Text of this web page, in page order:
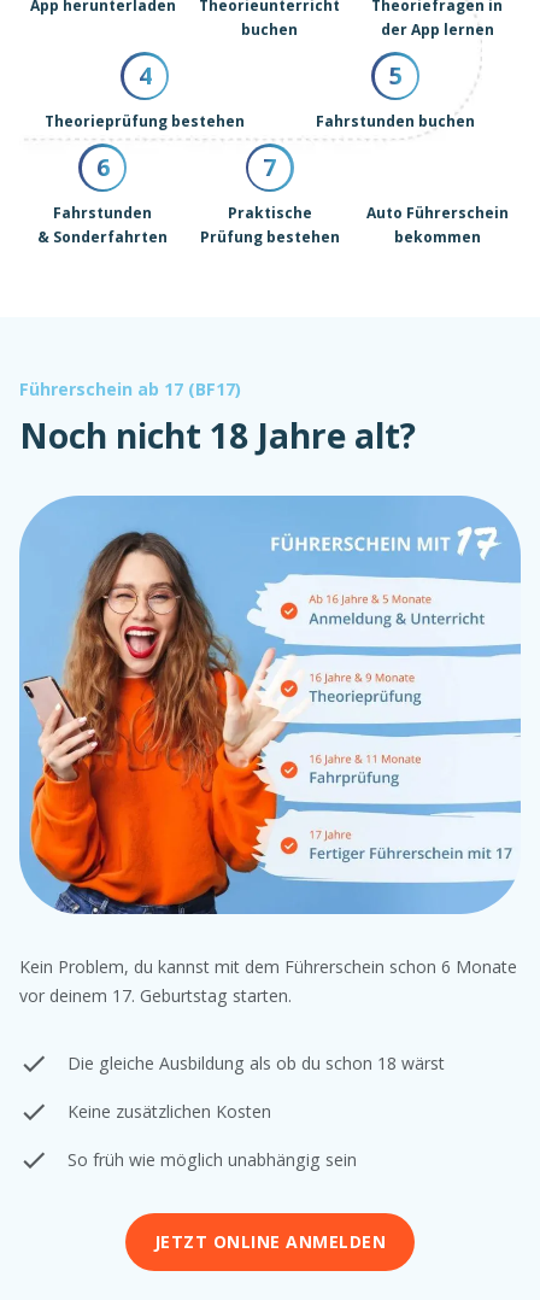
App herunterladen
Theorieunterricht
buchen
Theoriefragen in
der App lernen
5
Fahrstunden buchen
4
Theorieprüfung bestehen
6
Fahrstunden
& Sonderfahrten
7
Praktische
Prüfung bestehen
Auto Führerschein
bekommen
Führerschein ab 17 (BF17)
Noch nicht 18 Jahre alt?
Kein Problem, du kannst mit dem Führerschein schon 6 Monate
vor deinem 17. Geburtstag starten.
Die gleiche Ausbildung als ob du schon 18 wärst
Keine zusätzlichen Kosten
So früh wie möglich unabhängig sein
JETZT ONLINE ANMELDEN